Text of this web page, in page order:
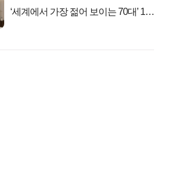
‘세계에서 가장 젊어 보이는 70대’ 1위